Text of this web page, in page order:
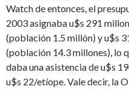
Watch de entonces, el
2003 asignaba u$s 291
(población 1.5 millón) y u$s
(población 14.3 millones), lo
daba una asistencia de u$s
u$s 22/etíope. Vale decir, la